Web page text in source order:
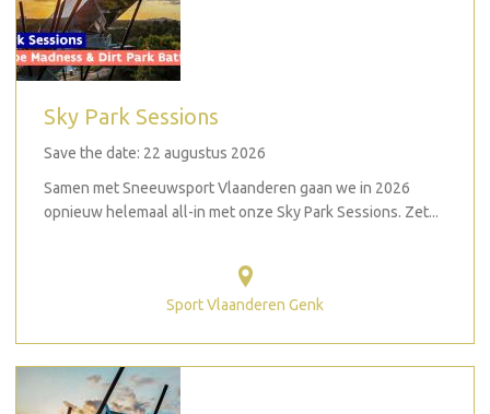
Sky Park Sessions
Save the date: 22 augustus 2026
Samen met Sneeuwsport Vlaanderen gaan we in 2026
opnieuw helemaal all-in met onze Sky Park Sessions. Zet...
Sport Vlaanderen Genk